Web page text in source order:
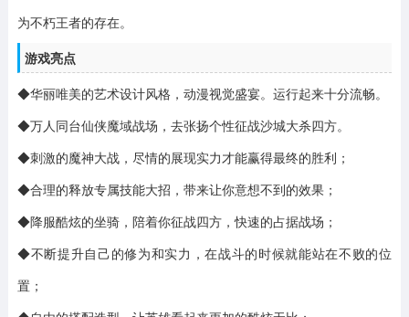
为不朽王者的存在。
游戏亮点
◆华丽唯美的艺术设计风格，动漫视觉盛宴。运行起来十分流畅。
◆万人同台仙侠魔域战场，去张扬个性征战沙城大杀四方。
◆刺激的魔神大战，尽情的展现实力才能赢得最终的胜利；
◆合理的释放专属技能大招，带来让你意想不到的效果；
◆降服酷炫的坐骑，陪着你征战四方，快速的占据战场；
◆不断提升自己的修为和实力，在战斗的时候就能站在不败的位
置；